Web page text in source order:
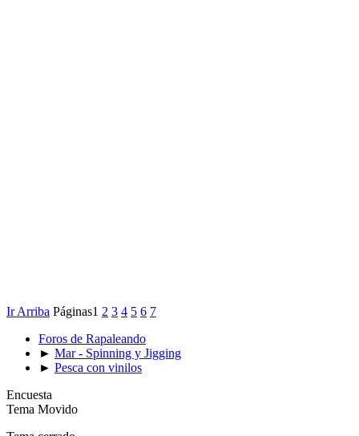
Ir Arriba Páginas1 2 3 4 5 6 7
Foros de Rapaleando
► Mar - Spinning y Jigging
► Pesca con vinilos
Encuesta
Tema Movido